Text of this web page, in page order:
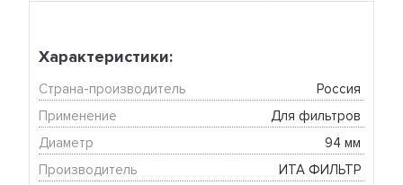
Характеристики:
Страна-производитель
Россия
Применение
Для фильтров
Диаметр
94 мм
Производитель
ИТА ФИЛЬТР